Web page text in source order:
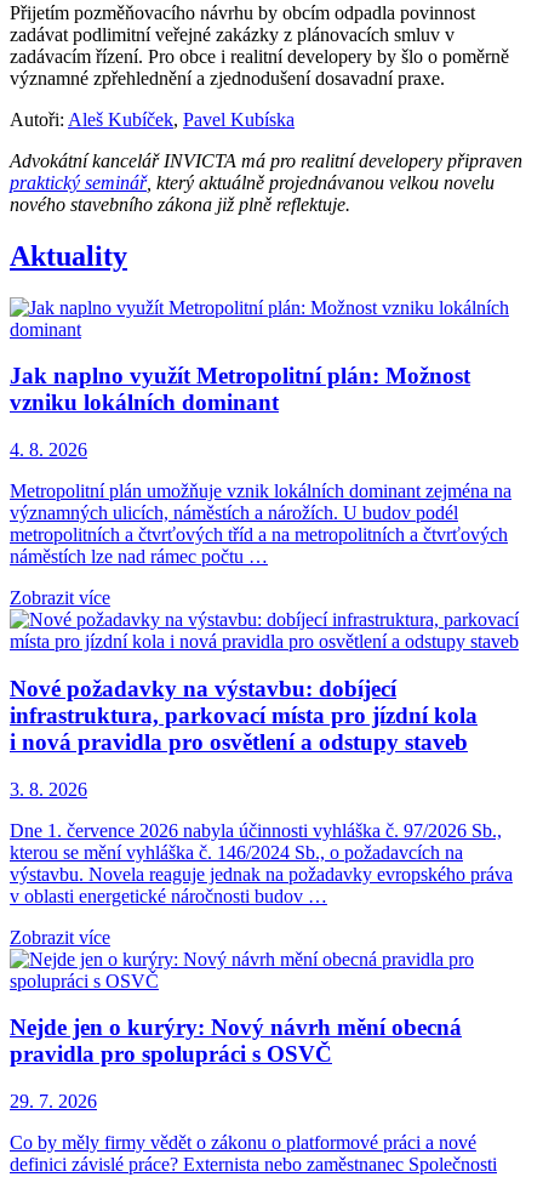
Přijetím pozměňovacího návrhu by obcím odpadla povinnost
zadávat podlimitní veřejné zakázky z plánovacích smluv v
zadávacím řízení. Pro obce i realitní developery by šlo o poměrně
významné zpřehlednění a zjednodušení dosavadní praxe.
Autoři: Aleš Kubíček, Pavel Kubíska
Advokátní kancelář INVICTA má pro realitní developery připraven
praktický seminář, který aktuálně projednávanou velkou novelu
nového stavebního zákona již plně reflektuje.
Aktuality
Jak naplno využít Metropolitní plán: Možnost
vzniku lokálních dominant
4. 8. 2026
Metropolitní plán umožňuje vznik lokálních dominant zejména na
významných ulicích, náměstích a nárožích. U budov podél
metropolitních a čtvrťových tříd a na metropolitních a čtvrťových
náměstích lze nad rámec počtu …
Zobrazit více
Nové požadavky na výstavbu: dobíjecí
infrastruktura, parkovací místa pro jízdní kola
i nová pravidla pro osvětlení a odstupy staveb
3. 8. 2026
Dne 1. července 2026 nabyla účinnosti vyhláška č. 97/2026 Sb.,
kterou se mění vyhláška č. 146/2024 Sb., o požadavcích na
výstavbu. Novela reaguje jednak na požadavky evropského práva
v oblasti energetické náročnosti budov …
Zobrazit více
Nejde jen o kurýry: Nový návrh mění obecná
pravidla pro spolupráci s OSVČ
29. 7. 2026
Co by měly firmy vědět o zákonu o platformové práci a nové
definici závislé práce? Externista nebo zaměstnanec Společnosti